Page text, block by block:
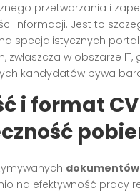
przetwarzania i
informacji. Jest to
specjalistycznych
zwłaszcza w obszarze IT,
kandydatów bywa
i format
dokumentów
na efektywność pracy